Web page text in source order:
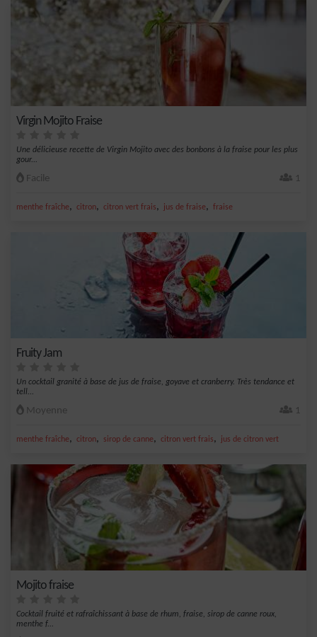
Virgin Mojito Fraise
Une délicieuse recette de Virgin Mojito avec des bonbons à la fraise pour les plus
gour...
Facile 1
menthe fraîche, citron, citron vert frais, jus de fraise, fraise
Fruity Jam
Un cocktail granité à base de jus de fraise, goyave et cranberry. Très tendance et
tell...
Moyenne 1
menthe fraîche, citron, sirop de canne, citron vert frais, jus de citron vert
Mojito fraise
Cocktail fruité et rafraîchissant à base de rhum, fraise, sirop de canne roux,
menthe f...